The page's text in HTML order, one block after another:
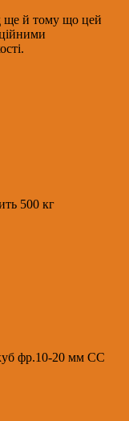
ще й тому що цей
500 кг
фр.10-20 мм СС